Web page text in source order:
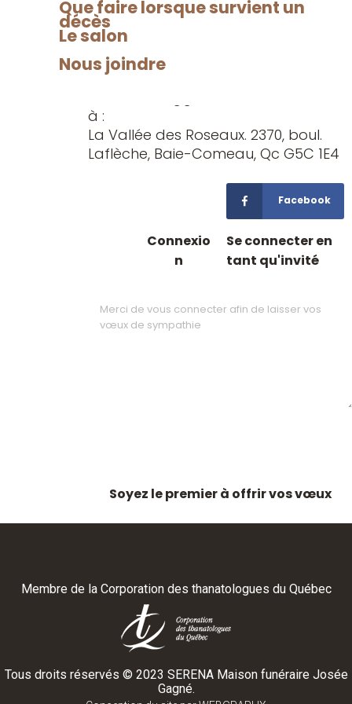
Que faire lorsque survient un
décès
Le salon
Nous joindre
Témoignez
sympathie
Il repose en paix et est parti rejoindre
ses frères et sœurs ainsi que ses
parents.
Comme témoignages de sympathie,
à :
La Vallée des Roseaux. 2370, boul.
Laflèche, Baie-Comeau, Qc G5C 1E4
Facebook
Connexio
n
Se connecter en
tant qu'invité
Soyez le premier à offrir vos vœux
Membre de la Corporation des thanatologues du Québec
Tous droits réservés © 2023 SERENA Maison funéraire Josée
Gagné.